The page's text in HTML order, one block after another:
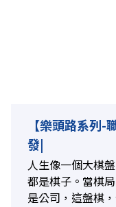
【樂頭路系列
發|
人生像一個大棋
都是棋子。當棋
是公司，這盤棋